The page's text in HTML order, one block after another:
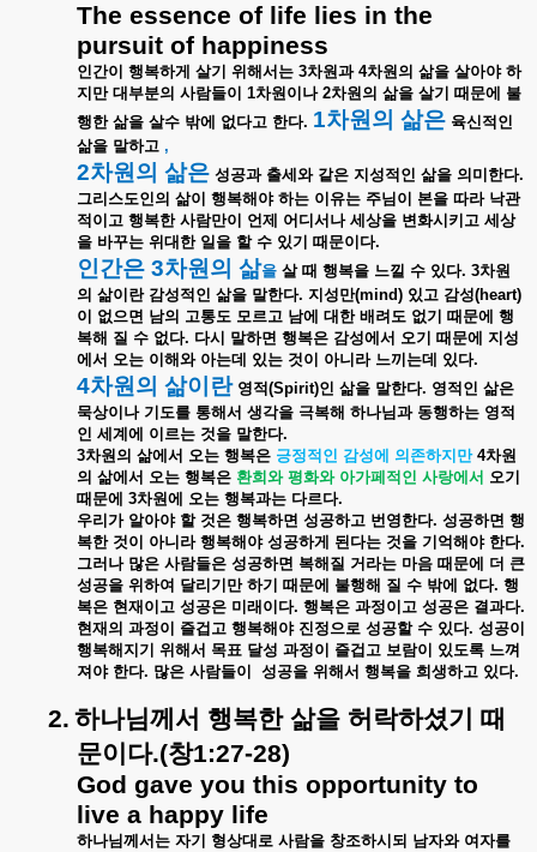
The essence of life lies in the
pursuit of happiness
인간이 행복하게 살기 위해서는 3차원과4차원의 삶을 살아야 하
지만 대부분의 사람들이 1차원이나2차원의 삶을 살기 때문에 불
행한 삶을 살수 밖에 없다고 한다. 1차원의 삶은 육신적인
삶을 말하고 ,
2차원의 삶은 성공과 출세와 같은 지성적인 삶을 의미한다.
그리스도인의 삶이 행복해야 하는 이유는 주님이 본을 따라 낙관
적이고 행복한 사람만이 언제 어디서나 세상을 변화시키고 세상
을 바꾸는 위대한 일을 할 수 있기 때문이다.
인간은 3차원의 삶을 살 때 행복을 느낄 수 있다. 3차원
의 삶이란 감성적인 삶을 말한다. 지성만(mind) 있고 감성(heart)
이
없으면 남의 고통도 모르고 남에 대한 배려도 없기 때문에 행
복해 질 수 없다. 다시 말하면 행복은 감성에서 오기 때문에 지성
에서 오는 이해와 아는데 있는 것이 아니라 느끼는데 있다.
4차원의 삶이란 영적 (Spirit)인 삶을 말한다. 영적인 삶은
묵상이나 기도를 통해서 생각을 극복해 하나님과 동행하는 영적
인 세계에 이르는 것을 말한다.
3차원의 삶에서 오는 행복은 긍정적인 감성에 의존하지만 4차원
의 삶에서 오는 행복은 환희와 평화와 아가페적인 사랑에서 오기
때문에 3차원에 오는 행복과는 다르다.
우리가 알아야 할 것은 행복하면 성공하고 번영한다. 성공하면 행
복한 것이 아니라 행복해야 성공하게 된다는 것을 기억해야 한다.
그러나 많은 사람들은 성공하면 복해질 거라는 마음 때문에 더 큰
성공을 위하여 달리기만 하기 때문에 불행해 질 수 밖에 없다. 행
복은 현재이고 성공은 미래이다. 행복은 과정이고 성공은 결과다.
현재의 과정이 즐겁고 행복해야 진정으로 성공할 수 있다. 성공이
행복해지기 위해서 목표 달성 과정이 즐겁고 보람이 있도록 느껴
져야 한다. 많은 사람들이 성공을 위해서 행복을 희생하고 있다.
2. 하나님께서 행복한 삶을 허락하셨기
때
문이다.(창1:27-28)
God gave you this opportunity to
live a happy life
하나님께서는 자기 형상대로 사람을 창조하시되 남자와 여자를